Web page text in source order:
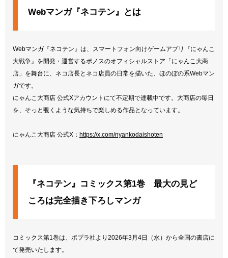
Webマンガ『ネコテン』とは
Webマンガ『ネコテン』は、スマートフォン向けゲームアプリ『にゃんこ
大戦争』を開発・運営するポノスのオフィシャルストア「にゃんこ大商
店」を舞台に、ネコ店長とネコ店員の日常を描いた、ほのぼの系Webマン
ガです。
にゃんこ大商店 公式Xアカウントにて不定期で連載中です。大商店の毎日
を、そっと覗くような気持ちで楽しめる作品となっています。
にゃんこ大商店 公式X： https://x.com/nyankodaishoten
『ネコテン』コミックス第1巻 最大の見ど
ころは完全描き下ろしマンガ
コミックス第1巻は、ポプラ社より2026年3月4日（水）から全国の書店に
て発売いたします。